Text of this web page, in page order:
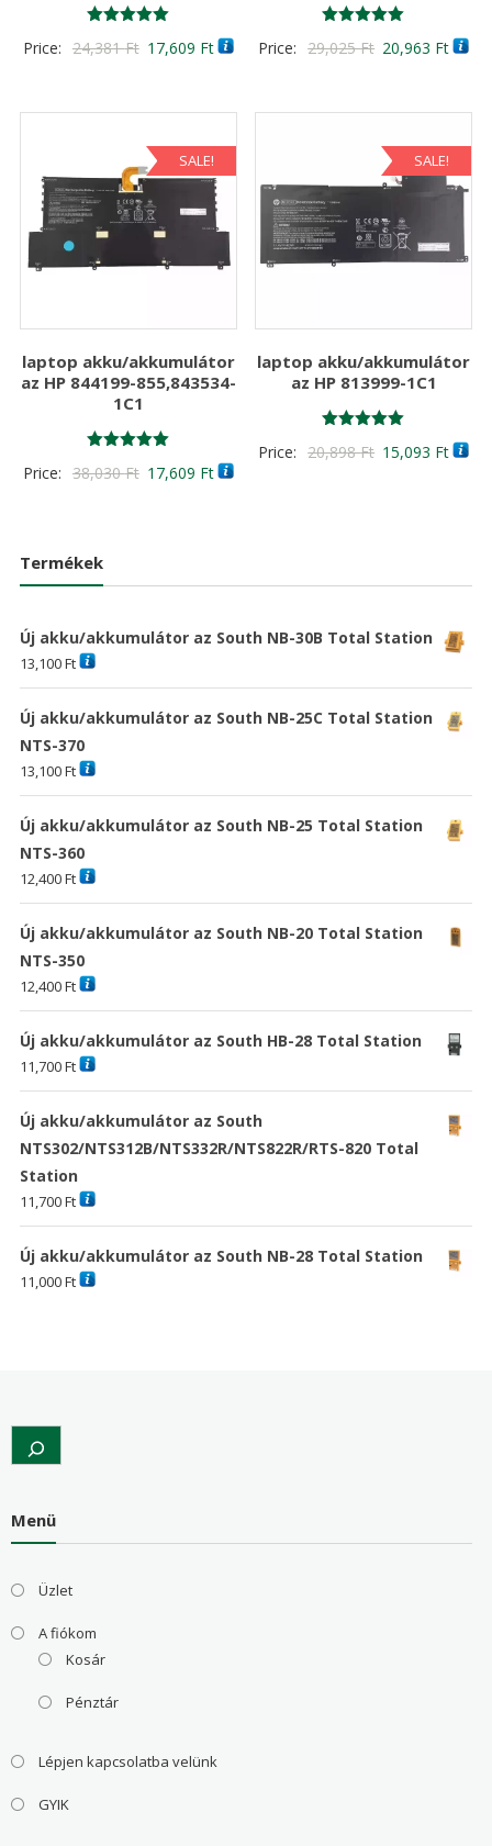
5.00
Price: 24,381Ft Original
17,609 FtCurrent
5.00
Price: 29,025Ft Original
20,963 Ft
SALE!
laptop akku/akkumulátor
az HP 844199-855,843534-
1C1
5.00
Price: 38,030Ft Original
17,609 FtCurrent
SALE!
laptop akku/akkumulátor
az HP 813999-1C1
5.00
Price: 20,898Ft Original
15,093 Ft
Termékek
Új akku/akkumulátor az South NB-30B Total Station
13,100Ft
Új akku/akkumulátor az South NB-25C Total Station
NTS-370
13,100Ft
Új akku/akkumulátor az South NB-25 Total Station
NTS-360
12,400Ft
Új akku/akkumulátor az South NB-20 Total Station
NTS-350
12,400Ft
Új akku/akkumulátor az South HB-28 Total Station
11,700Ft
Új akku/akkumulátor az South
NTS302/NTS312B/NTS332R/NTS822R/RTS-820 Total
Station
11,700Ft
Új akku/akkumulátor az South NB-28 Total Station
11,000Ft
Search
Menü
Üzlet
A fiókom
Kosár
Pénztár
Lépjen kapcsolatba velünk
GYIK